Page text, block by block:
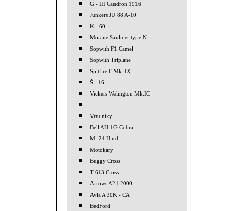
G - III Caudron 1916
Junkers JU 88 A-10
K - 60
Morane Saulnier type N
Sopwith F1 Camel
Sopwith Triplane
Spitfire F Mk. IX
Š - 16
Vickers Welington Mk.IC
Vrtulníky
Bell AH-1G Cobra
Mi-24 Hind
Motokáry
Buggy Cross
T 613 Cross
Arrows A21 2000
Avia A 30K - CA
BedFord